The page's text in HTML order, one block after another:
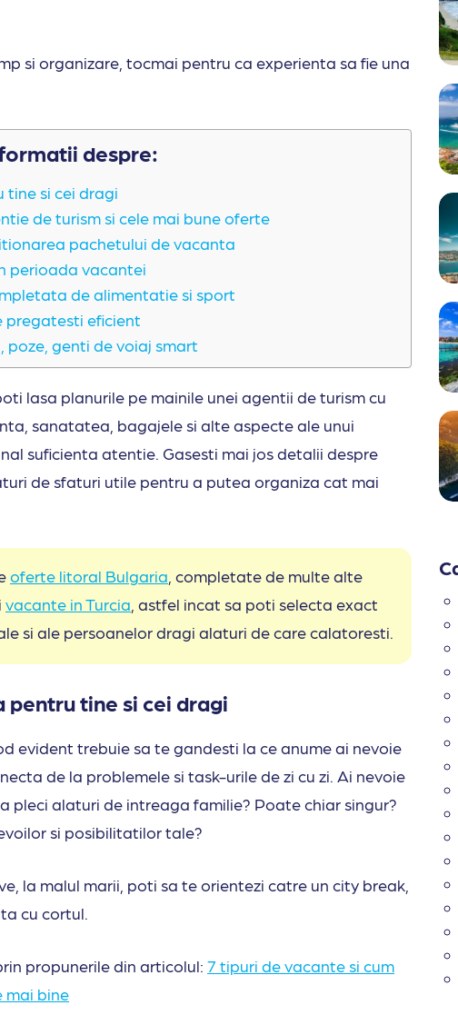
si organizare, tocmai pentru ca experienta sa fie una
despre:
si cei dragi
de turism si cele mai bune oferte
pachetului de vacanta
perioada vacantei
de alimentatie si sport
pregatesti eficient
genti de voiaj smart
lasa planurile pe mainile unei agentii de turism cu
sanatatea, bagajele si alte aspecte ale unui
suficienta atentie. Gasesti mai jos detalii despre
de sfaturi utile pentru a putea organiza cat mai
oferte litoral Bulgaria , completate de multe alte
vacante in Turcia , astfel incat sa poti selecta exact
si ale persoanelor dragi alaturi de care calatoresti.
tine si cei dragi
evident trebuie sa te gandesti la ce anume ai nevoie
de la problemele si task-urile de zi cu zi. Ai nevoie
pleci alaturi de intreaga familie? Poate chiar singur?
si posibilitatilor tale?
la malul marii, poti sa te orientezi catre un city break,
cu cortul.
propunerile din articolul: 7 tipuri de vacante si cum
mai bine